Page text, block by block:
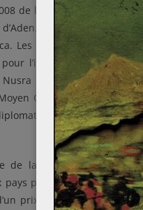
de la mise en place de
Actuellement la
Les révolutions arabes
l’instant. À défaut, il
Nusra ou de l’EIIL)
Orient. À l’inverse,
énergétique
de la demande,
producteurs,
prix élevé du baril à